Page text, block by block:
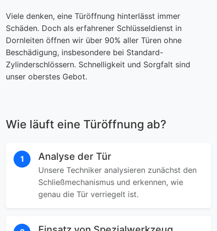
Viele denken, eine Türöffnung hinterlässt immer
Schäden. Doch als erfahrener Schlüsseldienst in
Dornleiten öffnen wir über 90% aller Türen ohne
Beschädigung, insbesondere bei Standard-
Zylinderschlössern. Schnelligkeit und Sorgfalt sind
unser oberstes Gebot.
Wie läuft eine Türöffnung ab?
1 Analyse der Tür
Unsere Techniker analysieren zunächst den
Schließmechanismus und erkennen, wie
genau die Tür verriegelt ist.